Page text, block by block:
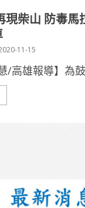
現柴山 防毒馬
11-15
/高雄報導】為